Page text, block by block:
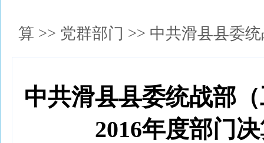
算 >> 党群部门 >> 中共滑县县委
中共滑县县委统战部
2016年度部门